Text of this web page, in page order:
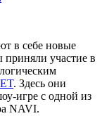
в себе новые
участие в
. Здесь они
игре с одной из
NAVI.